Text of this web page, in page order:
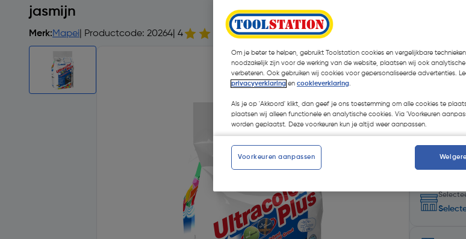
jasmijn
Merk:Mapei | Productcode: 20264 | 4 35 opmerking(en)| Stuk
€ 27,91
€
Kies
Om je beter te helpen, gebruikt Toolstation cookies en vergelijkbare
noodzakelijk zijn voor de werking van de website, plaatsen wij ook
verbeteren. Ook gebruiken wij cookies voor gepersonaliseerde advertenties.
privacyverklaring en cookieverklaring.
Als je op 'Akkoord' klikt, dan geef je ons toestemming om alle cookies te
plaatsen wij alleen functionele en analytische cookies. Via 'Voorkeuren
worden geplaatst. Deze voorkeuren kun je altijd weer aanpassen.
Voorkeuren aanpassen